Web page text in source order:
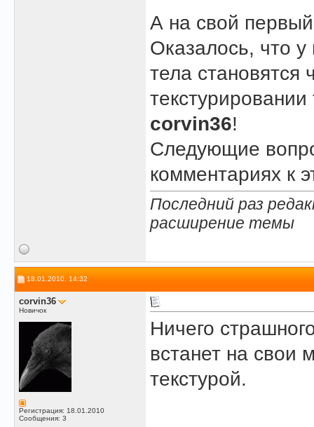
А на свой
Оказалось, что
тела становятся
corvin36!
Следующие
комментариях к
Последний раз
расширение темы
18.01.2010, 14:32
corvin36
Новичок
Регистрация: 18.01.2010
Сообщения: 3
Ничего
встанет на свои
текстурой.